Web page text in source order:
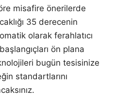
misafire önerilerde
35 derecenin
olarak ferahlatıcı
ön plana
bugün tesisinize
standartlarını